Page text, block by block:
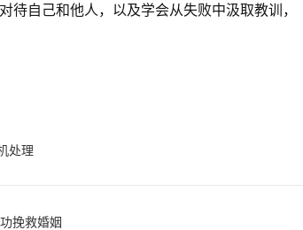
待自己和他人，以及学会从失败中汲取教训，
处理
挽救婚姻